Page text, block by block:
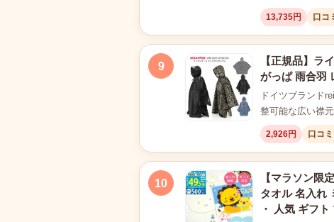
13,735円 口コ
9
【正規品】ラ
がっぱ 雨合羽
ドイツブランド
整可能な広い襟
2,926円 口コ
10
【マラソン限
タオル 名入れ
・ 人気 ギフ